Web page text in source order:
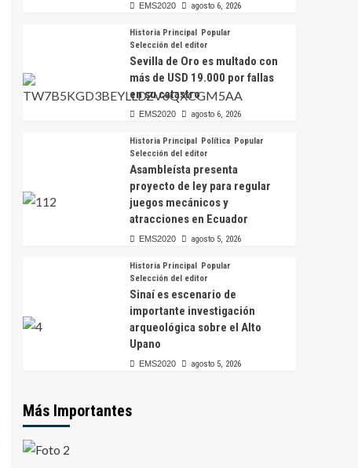
EMS2020 agosto 6, 2026
Historia Principal
Popular
Selección del editor
Sevilla de Oro es multado con
más de USD 19.000 por fallas
en su catastro
EMS2020 agosto 6, 2026
Historia Principal Política Popular
Selección del editor
Asambleísta presenta
proyecto de ley para regular
juegos mecánicos y
atracciones en Ecuador
EMS2020 agosto 5, 2026
Historia Principal
Popular
Selección del editor
Sinaí es escenario de
importante investigación
arqueológica sobre el Alto
Upano
EMS2020 agosto 5, 2026
Más Importantes